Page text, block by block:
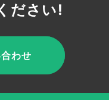
ださい!
わせ